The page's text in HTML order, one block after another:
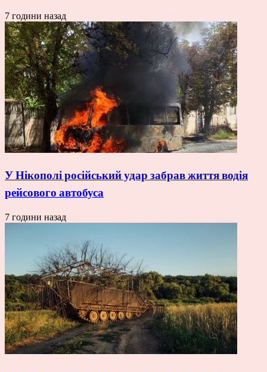
7 години назад
У Нікополі російський удар забрав життя водія
рейсового автобуса
7 години назад